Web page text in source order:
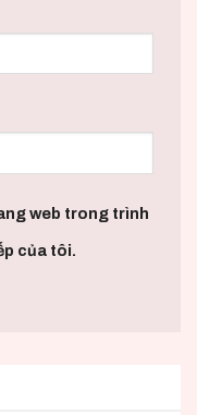
web trong trình
của tôi.